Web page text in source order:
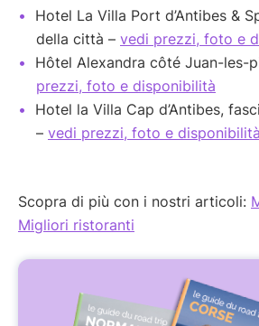
Hotel La Villa Port d’Antibes &
della città – vedi prezzi, foto e
Hôtel Alexandra côté Juan-les-
prezzi, foto e disponibilità
Hotel la Villa Cap d’Antibes,
– vedi prezzi, foto e disponibilità
Scopra di più con i nostri articoli:
Migliori ristoranti